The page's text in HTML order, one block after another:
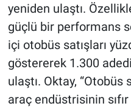
yeniden ulaştı.
güçlü bir performans
içi otobüs satışları
göstererek 1.300
ulaştı. Oktay,
araç endüstrisinin